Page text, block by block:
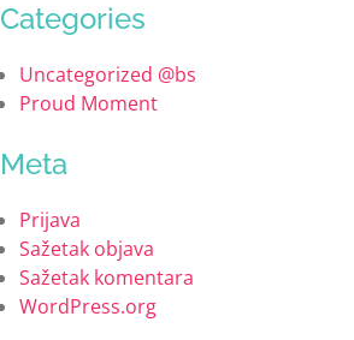
Categories
Uncategorized @bs
Proud Moment
Meta
Prijava
Sažetak objava
Sažetak komentara
WordPress.org